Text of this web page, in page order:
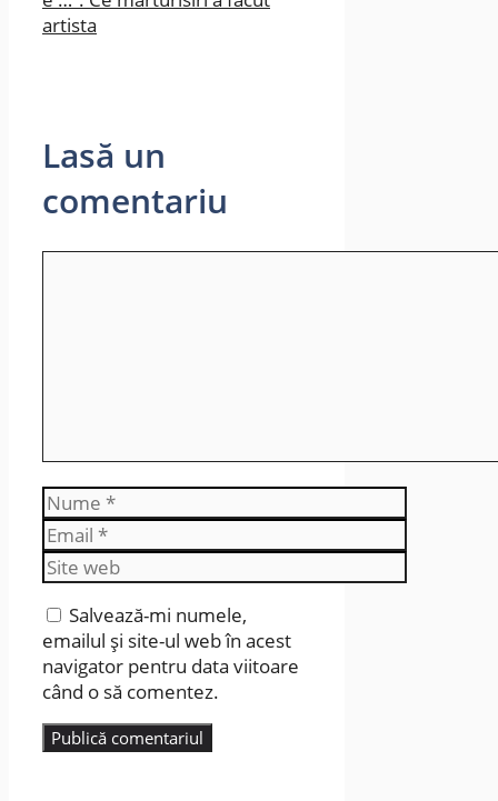
artista
Lasă un
comentariu
Nume
Email
Site
web
Salvează-mi numele,
emailul și site-ul web în acest
navigator pentru data viitoare
când o să comentez.